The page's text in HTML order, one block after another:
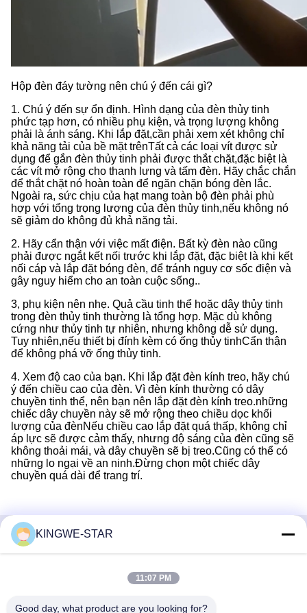
Hộp đèn đáy tường nên chú ý đến cái gì?
1. Chú ý đến sự ổn định. Hình dạng của đèn thủy tinh
phức tạp hơn, có nhiều phụ kiện, và trọng lượng không
phải là ánh sáng. Khi lắp đặt,cần phải xem xét không chỉ
khả năng tải của bề mặt trênTất cả các loại vít được sử
dụng để gắn đèn thủy tinh phải được thắt chặt,đặc biệt là
các vít mở rộng cho thanh lưng và tấm đèn. Hãy chắc chắn
để thắt chặt nó hoàn toàn để ngăn chặn bóng đèn lắc.
Ngoài ra, sức chịu của hạt mang toàn bộ đèn phải phù
hợp với tổng trọng lượng của đèn thủy tinh,nếu không nó
sẽ giảm do không đủ khả năng tải.
2. Hãy cẩn thận với việc mất điện. Bất kỳ đèn nào cũng
phải được ngắt kết nối trước khi lắp đặt, đặc biệt là khi kết
nối cáp và lắp đặt bóng đèn, để tránh nguy cơ sốc điện và
gây nguy hiểm cho an toàn cuộc sống..
3, phụ kiện nên nhẹ. Quả cầu tinh thể hoặc dây thủy tinh
trong đèn thủy tinh thường là tổng hợp. Mặc dù không
cứng như thủy tinh tự nhiên, nhưng không dễ sử dụng.
Tuy nhiên,nếu thiết bị đính kèm có ống thủy tinhCẩn thận
để không phá vỡ ống thủy tinh.
4. Xem độ cao của bạn. Khi lắp đặt đèn kính treo, hãy chú
ý đến chiều cao của đèn. Vì đèn kính thường có dây
chuyền tinh thể, nên bạn nên lắp đặt đèn kính treo.những
chiếc dây chuyền này sẽ mở rộng theo chiều dọc khối
lượng của đènNếu chiều cao lắp đặt quá thấp, không chỉ
áp lực sẽ được cảm thấy, nhưng độ sáng của đèn cũng sẽ
không thoải mái, và dây chuyền sẽ bị treo.Cũng có thể có
những lo ngại về an ninh.Đừng chọn một chiếc dây
chuyền quá dài để trang trí.
Liên lạc nhanh
KINGWE-STAR
11:07 PM
Good day, what product are you looking for?